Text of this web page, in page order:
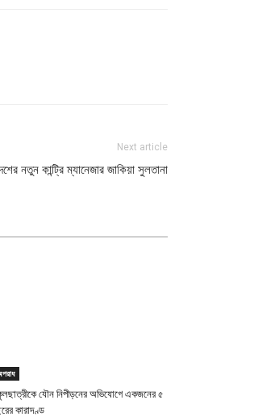
Next article
নতুন কান্ট্রি ম্যানেজার জাকিয়া সুলতানা
যৌন নিপীড়নের অভিযোগে একজনের ৫
কারাদণ্ড